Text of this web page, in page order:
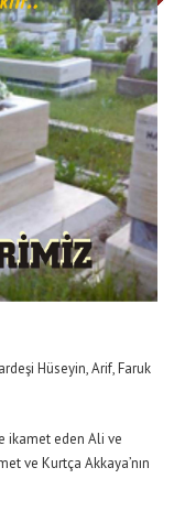
Hüseyin, Arif, Faruk
ikamet eden Ali ve
ve Kurtça Akkaya’nın